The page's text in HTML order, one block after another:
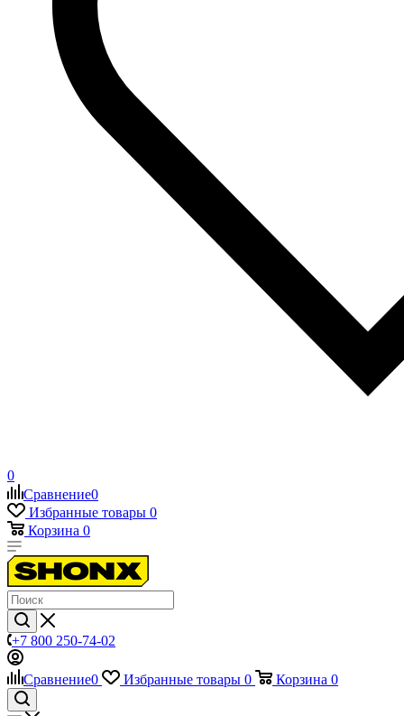
0
Сравнение0
Избранные товары 0
Корзина 0
+7 800 250-74-02
Сравнение0 Избранные товары 0 Корзина 0